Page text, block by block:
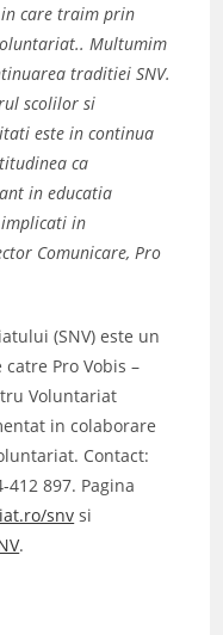
care traim prin
Multumim
traditiei SNV.
scolilor si
este in continua
ca
in educatia
in
Comunicare, Pro
(SNV) este un
Pro Vobis –
Voluntariat
in colaborare
Contact:
897. Pagina
snv si
.